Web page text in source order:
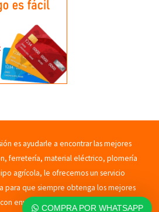
COMPRA POR WHATSAPP
es ayudarle a encontrar las mejores
ferretería, material eléctrico, plomería
agrícola, le ofrecemos un servicio
para que siempre obtenga los mejores
envíos rápidos. 2023